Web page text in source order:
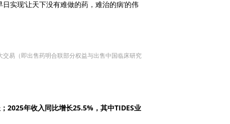
实现‘让天下没有难做的药，难治的病’的伟
易（即出售药明合联部分权益与出售中国临床研究
2025年收入同比增长25.5%，其中TIDES业